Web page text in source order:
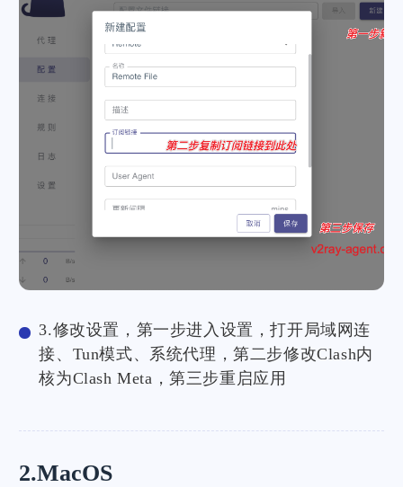
3.修改设置，第一步进入设置，打开局域网连
接、Tun模式、系统代理，第二步修改Clash内
核为Clash Meta，第三步重启应用
2.MacOS